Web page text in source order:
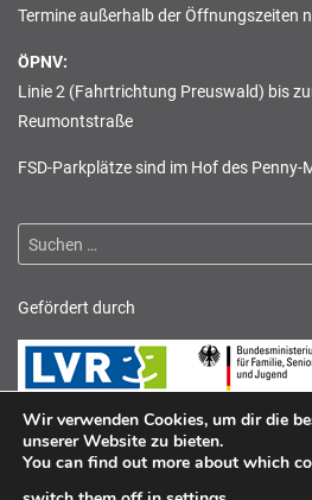
Termine außerhalb der Öffnungszeiten
ÖPNV:
Linie 2 (Fahrtrichtung Preuswald) bis
Reumontstraße
FSD-Parkplätze sind im Hof des Penny-
Suchen
nach:
Gefördert durch
Wir verwenden Cookies, um dir die
unserer Website zu bieten.
You can find out more about which